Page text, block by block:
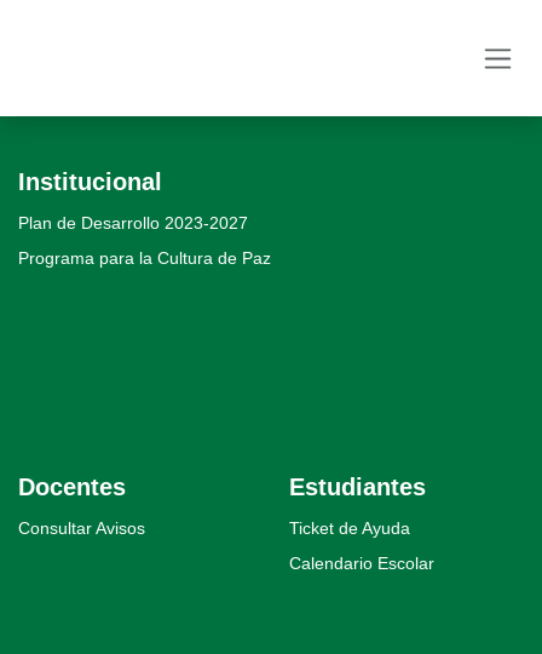
Institucional
Plan de Desarrollo 2023-2027
Programa para la Cultura de Paz
Docentes
Consultar Avisos
Estudiantes
Ticket de Ayuda
Calendario Escolar